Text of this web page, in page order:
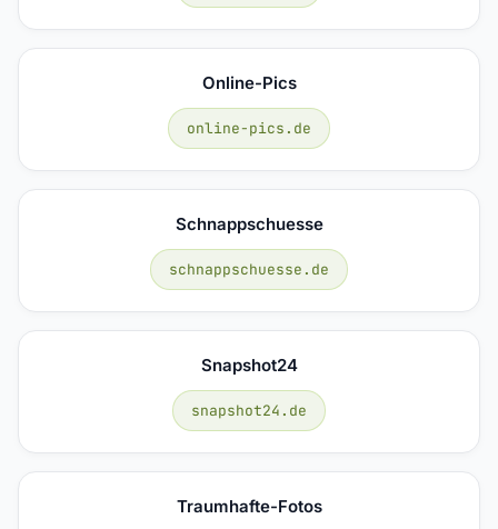
Online-Pics
online-pics.de
Schnappschuesse
schnappschuesse.de
Snapshot24
snapshot24.de
Traumhafte-Fotos